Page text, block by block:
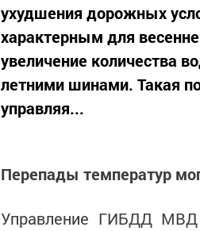
ухудшения дорожных
характерным для
увеличение количества
летними шинами. Такая
управляя...
Перепады температур
Управление ГИБДД МВД